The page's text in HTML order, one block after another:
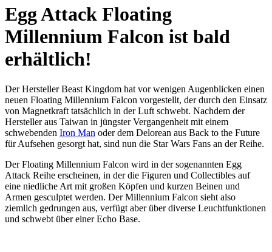
Egg Attack Floating
Millennium Falcon ist bald
erhältlich!
Der Hersteller Beast Kingdom hat vor wenigen Augenblicken einen
neuen Floating Millennium Falcon vorgestellt, der durch den Einsatz
von Magnetkraft tatsächlich in der Luft schwebt. Nachdem der
Hersteller aus Taiwan in jüngster Vergangenheit mit einem
schwebenden Iron Man oder dem Delorean aus Back to the Future
für Aufsehen gesorgt hat, sind nun die Star Wars Fans an der Reihe.
Der Floating Millennium Falcon wird in der sogenannten Egg
Attack Reihe erscheinen, in der die Figuren und Collectibles auf
eine niedliche Art mit großen Köpfen und kurzen Beinen und
Armen gesculptet werden. Der Millennium Falcon sieht also
ziemlich gedrungen aus, verfügt aber über diverse Leuchtfunktionen
und schwebt über einer Echo Base.